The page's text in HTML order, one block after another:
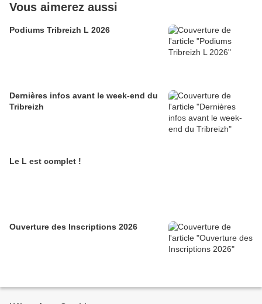
Vous aimerez aussi
Podiums Tribreizh L 2026
Dernières infos avant le week-end du
Tribreizh
Le L est complet !
Ouverture des Inscriptions 2026